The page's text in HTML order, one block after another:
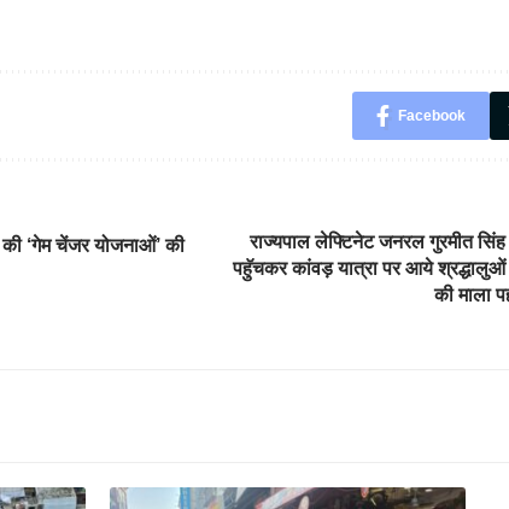
Facebook
की ‘गेम चेंजर योजनाओं’ की
राज्यपाल लेफ्टिनेट जनरल गुरमीत सिंह
पहुॅचकर कांवड़ यात्रा पर आये श्रद्धालुओं
की माला